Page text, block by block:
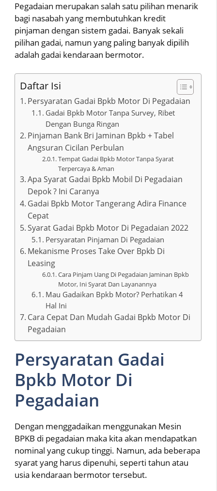
Pegadaian merupakan salah satu pilihan menarik
bagi nasabah yang membutuhkan kredit
pinjaman dengan sistem gadai. Banyak sekali
pilihan gadai, namun yang paling banyak dipilih
adalah gadai kendaraan bermotor.
Daftar Isi
Persyaratan Gadai Bpkb Motor Di Pegadaian
Gadai Bpkb Motor Tanpa Survey, Ribet
Dengan Bunga Ringan
Pinjaman Bank Bri Jaminan Bpkb + Tabel
Angsuran Cicilan Perbulan
Tempat Gadai Bpkb Motor Tanpa Syarat
Terpercaya & Aman
Apa Syarat Gadai Bpkb Mobil Di Pegadaian
Depok ? Ini Caranya
Gadai Bpkb Motor Tangerang Adira Finance
Cepat
Syarat Gadai Bpkb Motor Di Pegadaian 2022
Persyaratan Pinjaman Di Pegadaian
Mekanisme Proses Take Over Bpkb Di
Leasing
Cara Pinjam Uang Di Pegadaian Jaminan Bpkb
Motor, Ini Syarat Dan Layanannya
Mau Gadaikan Bpkb Motor? Perhatikan 4
Hal Ini
Cara Cepat Dan Mudah Gadai Bpkb Motor Di
Pegadaian
Persyaratan Gadai
Bpkb Motor Di
Pegadaian
Dengan menggadaikan menggunakan Mesin
BPKB di pegadaian maka kita akan mendapatkan
nominal yang cukup tinggi. Namun, ada beberapa
syarat yang harus dipenuhi, seperti tahun atau
usia kendaraan bermotor tersebut.